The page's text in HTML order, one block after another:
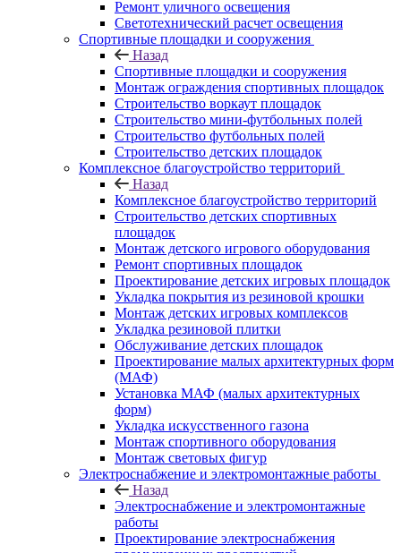
Ремонт уличного освещения
Светотехнический расчет освещения
Спортивные площадки и сооружения
Назад
Спортивные площадки и сооружения
Монтаж ограждения спортивных площадок
Строительство воркаут площадок
Строительство мини-футбольных полей
Строительство футбольных полей
Строительство детских площадок
Комплексное благоустройство территорий
Назад
Комплексное благоустройство территорий
Строительство детских спортивных
площадок
Монтаж детского игрового оборудования
Ремонт спортивных площадок
Проектирование детских игровых площадок
Укладка покрытия из резиновой крошки
Монтаж детских игровых комплексов
Укладка резиновой плитки
Обслуживание детских площадок
Проектирование малых архитектурных форм
(МАФ)
Установка МАФ (малых архитектурных
форм)
Укладка искусственного газона
Монтаж спортивного оборудования
Монтаж световых фигур
Электроснабжение и электромонтажные работы
Назад
Электроснабжение и электромонтажные
работы
Проектирование электроснабжения